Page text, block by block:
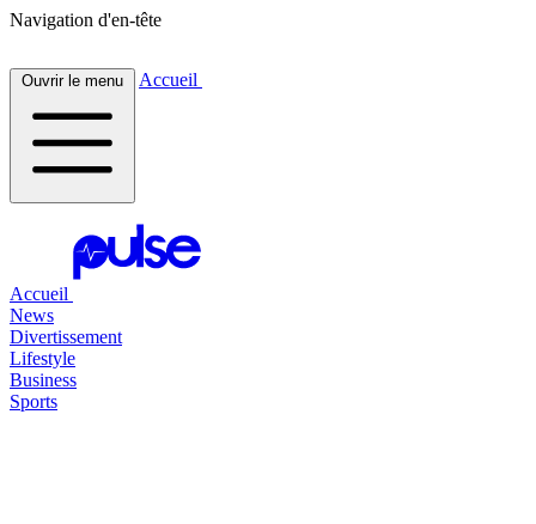
Navigation d'en-tête
Ouvrir le menu Accueil
Accueil
News
Divertissement
Lifestyle
Business
Sports